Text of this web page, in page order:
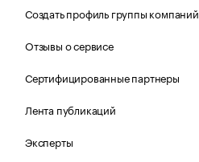
Создать профиль группы компаний
Отзывы о сервисе
Сертифицированные партнеры
Лента публикаций
Эксперты